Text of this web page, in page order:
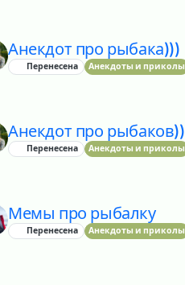
Анекдот про рыбака)))
Перенесена Анекдоты и приколы
Анекдот про рыбаков))
Перенесена Анекдоты и приколы
Мемы про рыбалку
Перенесена Анекдоты и приколы